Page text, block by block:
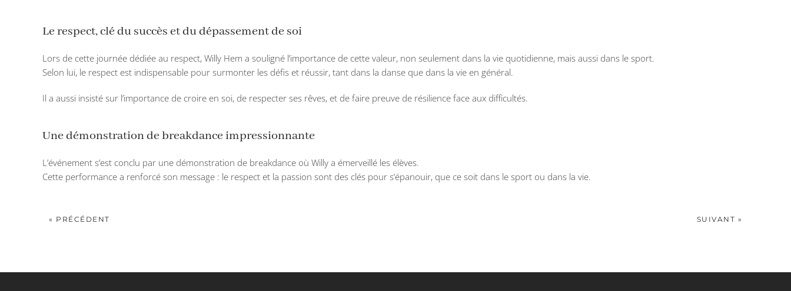
Le respect, clé du succès et du dépassement de soi
Lors de cette journée dédiée au respect, Willy Hem a souligné l’importance de cette valeur, non seulement dans la vie quotidienne, mais aussi dans le sport.
Selon lui, le respect est indispensable pour surmonter les défis et réussir, tant dans la danse que dans la vie en général.
Il a aussi insisté sur l’importance de croire en soi, de respecter ses rêves, et de faire preuve de résilience face aux difficultés.
Une démonstration de breakdance impressionnante
L’événement s’est conclu par une démonstration de breakdance où Willy a émerveillé les élèves.
Cette performance a renforcé son message : le respect et la passion sont des clés pour s’épanouir, que ce soit dans le sport ou dans la vie.
« PRÉCÉDENT SUIVANT »